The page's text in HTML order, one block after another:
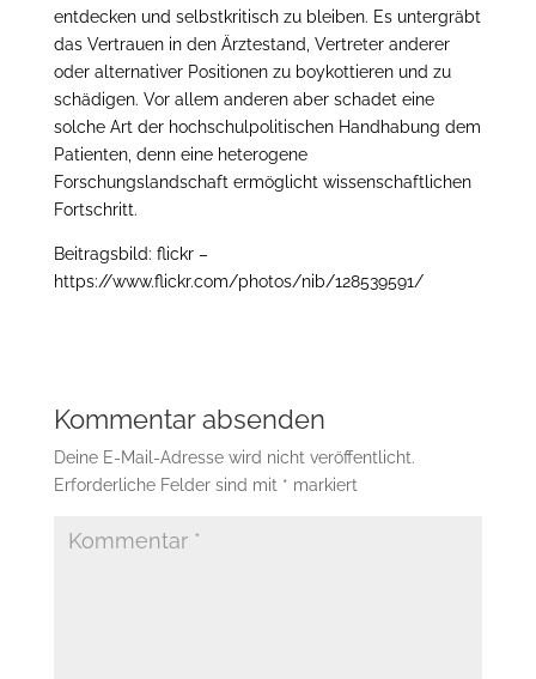
entdecken und selbstkritisch zu bleiben. Es untergräbt
das Vertrauen in den Ärztestand, Vertreter anderer
oder alternativer Positionen zu boykottieren und zu
schädigen. Vor allem anderen aber schadet eine
solche Art der hochschulpolitischen Handhabung dem
Patienten, denn eine heterogene
Forschungslandschaft ermöglicht wissenschaftlichen
Fortschritt.
Beitragsbild: flickr –
https://www.flickr.com/photos/nib/128539591/
Kommentar absenden
Deine E-Mail-Adresse wird nicht veröffentlicht.
Erforderliche Felder sind mit * markiert